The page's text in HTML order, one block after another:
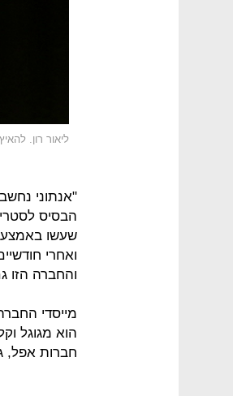
ליאור רון.
"אנתוני
הבסיס
ואחרי
והחברה הזו
מייסדי
חברות אפל,